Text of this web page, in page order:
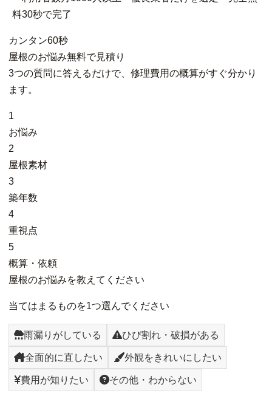
カンタン60秒
屋根のお悩み無料で見積り
3つの質問に答えるだけで、修理費用の概算がすぐ分かり
ます。
1
お悩み
2
屋根素材
3
築年数
4
重視点
5
概算・依頼
屋根のお悩みを教えてください
当てはまるものを1つ選んでください
雨漏りがしている ひび割れ・破損がある
全面的に直したい 外観をきれいにしたい
費用が知りたい
その他・わからない